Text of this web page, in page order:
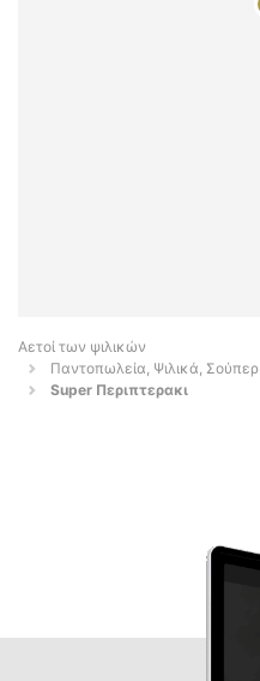
Αετοί των ψιλικών
Παντοπωλεία, Ψιλικά,
Super Περιπτερακι